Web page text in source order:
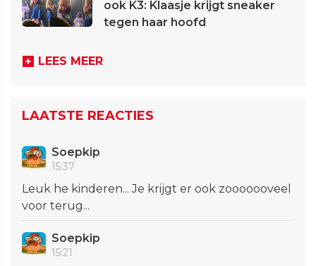
ook K3: Klaasje krijgt sneaker
tegen haar hoofd
LEES MEER
LAATSTE REACTIES
Soepkip
15:37
Leuk he kinderen... Je krijgt er ook zooooooveel
voor terug...
Soepkip
15:21